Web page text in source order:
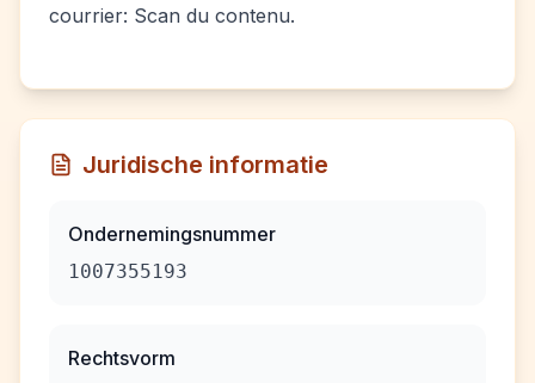
courrier: Scan du contenu.
Juridische informatie
Ondernemingsnummer
1007355193
Rechtsvorm